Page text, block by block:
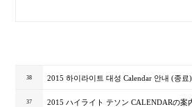
38 2015 하이라이트 대성 Calendar 안내 (종료)
37 2015 ハイライト テソン CALENDARの案